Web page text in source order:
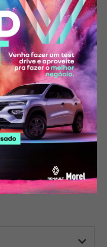
itens apresentados poderão
sugeridos e válidos até
sem aviso prévio.
com um de nossos
em cada